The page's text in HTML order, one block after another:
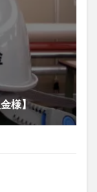
様】